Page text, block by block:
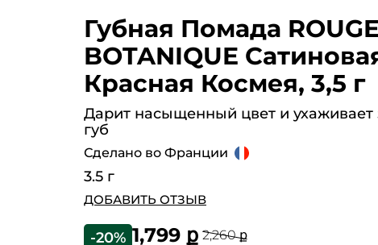
Губная Помада ROUGE
BOTANIQUE
Красная Космея, 3,5 г
Дарит насыщенный цвет и ухаживает
губ
Сделано во Франции
3.5 г
ДОБАВИТЬ ОТЗЫВ
-20% 1,799 ք 2,260 ք